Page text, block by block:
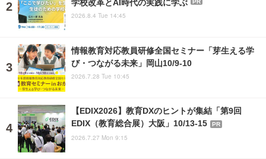
学校改革とAI時代の実践に学ぶ
PR
2026.8.4 Tue 14:45
情報教育対応教員研修全国セミナー「芽生える学
び・つながる未来」岡山10/9-10
2026.7.28 Tue 10:45
【EDIX2026】教育DXのヒントが集結「第9回
EDIX（教育総合展）大阪」10/13-15
PR
2026.7.27 Mon 9:15